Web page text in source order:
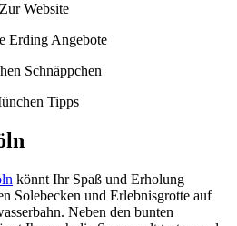
Zur Website
Erding Angebote
Schnäppchen
Tipps
könnt Ihr Spaß und Erholung
Solebecken und Erlebnisgrotte auf
Neben den bunten